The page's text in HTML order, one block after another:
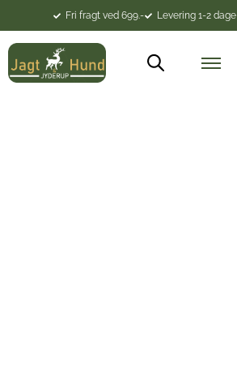
Fri fragt ved 699.- Levering 1-2 dage